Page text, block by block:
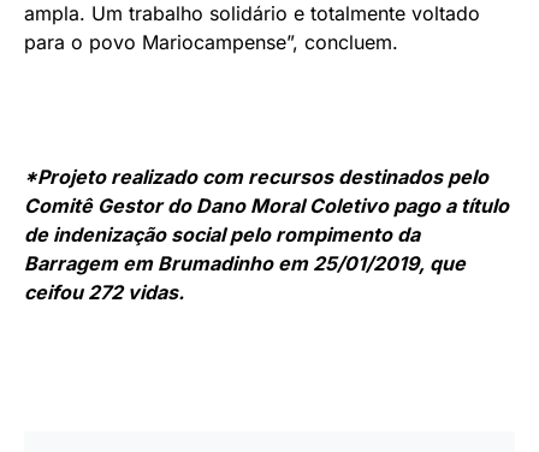
ampla. Um trabalho solidário e totalmente voltado
para o povo Mariocampense”, concluem.
*Projeto realizado com recursos destinados pelo
Comitê Gestor do Dano Moral Coletivo pago a título
de indenização social pelo rompimento da
Barragem em Brumadinho em 25/01/2019, que
ceifou 272 vidas.